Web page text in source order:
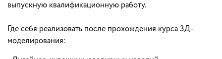
выпускную квалификационную работу.
Где себя реализовать после прохождения курса 3Д-
моделирования: